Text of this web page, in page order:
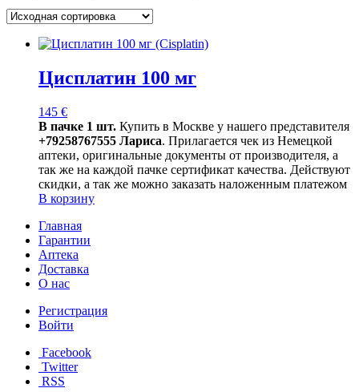
Цисплатин 100 мг
145 €
В пачке 1 шт. Купить в Москве у нашего представителя
+79258767555 Лариса. Прилагается чек из Немецкой
аптеки, оригинальные документы от производителя, а
так же на каждой пачке сертификат качества. Действуют
скидки, а так же можно заказать наложенным платежом
В корзину
Главная
Гарантии
Аптека
Доставка
О нас
Регистрация
Войти
Facebook
Twitter
RSS